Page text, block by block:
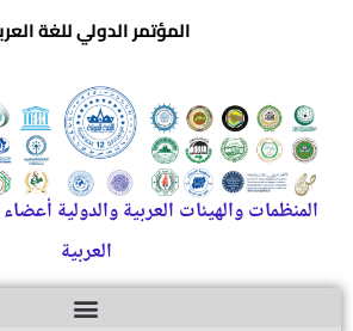
المؤتمر الدولي للغة
المنظمات والهيئات العربية والدولية
العربية